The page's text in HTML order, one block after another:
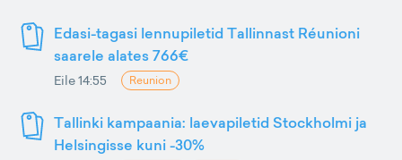
Edasi-tagasi lennupiletid Tallinnast Réunioni
saarele alates 766€
Eile 14:55 Reunion
Tallinki kampaania: laevapiletid Stockholmi ja
Helsingisse kuni -30%